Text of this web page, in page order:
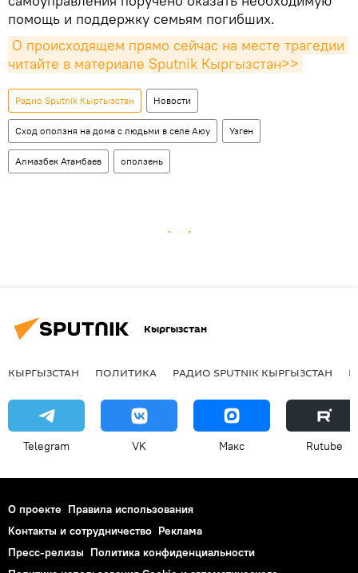
помощь и поддержку семьям погибших.
О происходящем прямо сейчас на месте трагедии
читайте в материале Sputnik Кыргызстан>>
Радио Sputnik Кыргызстан Новости
Сход оползня на дома с людьми в селе Аюу Узген
Алмазбек Атамбаев оползень
Кыргызстан
КЫРГЫЗСТАН ПОЛИТИКА РАДИО SPUTNIK КЫРГЫЗСТАН
Telegram VK Макс Rutube
О проекте Правила использования
Контакты и сотрудничество Реклама
Пресс-релизы Политика конфиденциальности